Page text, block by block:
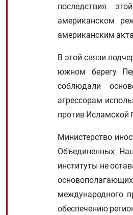
последствия
американском
американским
В этой связи
южном берегу
соблюдали
агрессорам
против Исламской
Министерство
Объединенных
институты не
международного
обеспечению